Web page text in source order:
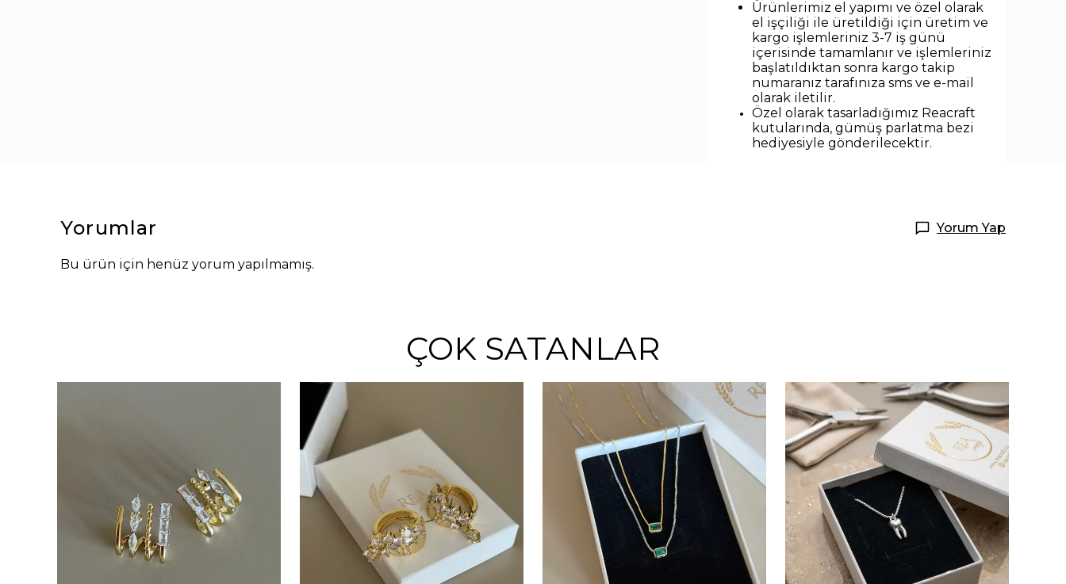
Ürünlerimiz el yapımı ve özel olarak
el işçiliği ile üretildiği için üretim ve
kargo işlemleriniz 3-7 iş günü
içerisinde tamamlanır ve işlemleriniz
başlatıldıktan sonra kargo takip
numaranız tarafınıza sms ve e-mail
olarak iletilir.
Özel olarak tasarladığımız Reacraft
kutularında, gümüş parlatma bezi
hediyesiyle gönderilecektir.
Yorumlar Yorum Yap
Bu ürün için henüz yorum yapılmamış.
ÇOK SATANLAR